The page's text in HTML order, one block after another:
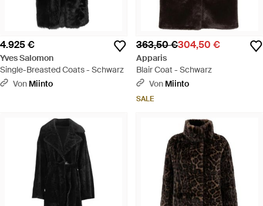
4.925 €
Yves Salomon
Single-Breasted Coats - Schwarz
Von Miinto
363,50 €304,50 €
Apparis
Blair Coat - Schwarz
Von Miinto
SALE